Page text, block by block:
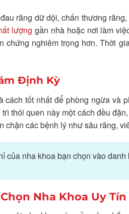
răng dữ dội, chấn thương
lượng gần nhà hoặc nơi làm
nghiêm trọng hơn. Thời
Định Kỳ
tốt nhất để phòng ngừa và
thói quen này một cách đều
các bệnh lý như sâu răng,
của nha khoa bạn chọn vào
Nha Khoa Uy Tín